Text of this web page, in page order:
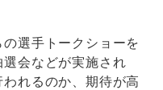
選手トークショーを
会などが実施され
れるのか、期待が高